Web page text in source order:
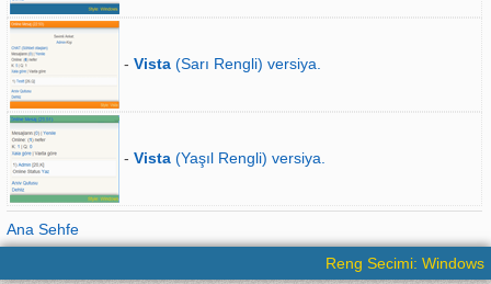
- Vista (Sarı Rengli) versiya.
- Vista (Yaşıl Rengli) versiya.
Ana Sehfe
Reng Secimi: Windows